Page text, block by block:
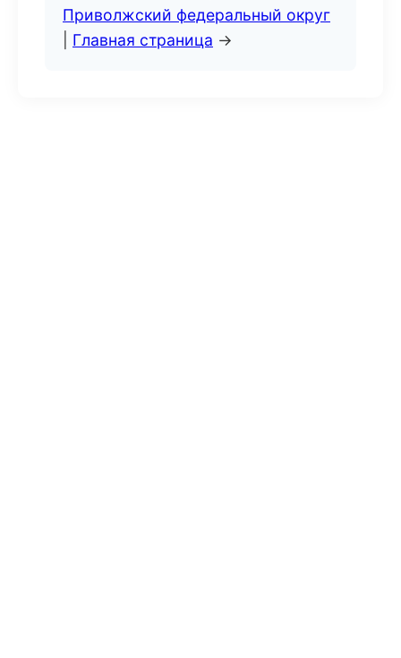
Приволжский федеральный округ
Главная страница →